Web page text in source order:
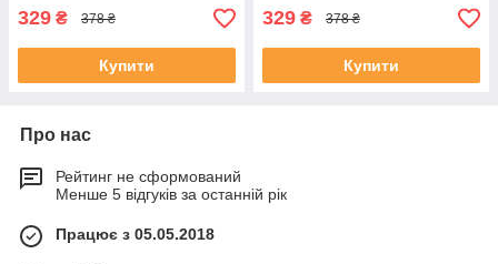
329 ₴ 378 ₴
Купити
329 ₴ 378 ₴
Купити
Про нас
Рейтинг не сформований
Менше 5 відгуків за останній рік
Працює з 05.05.2018